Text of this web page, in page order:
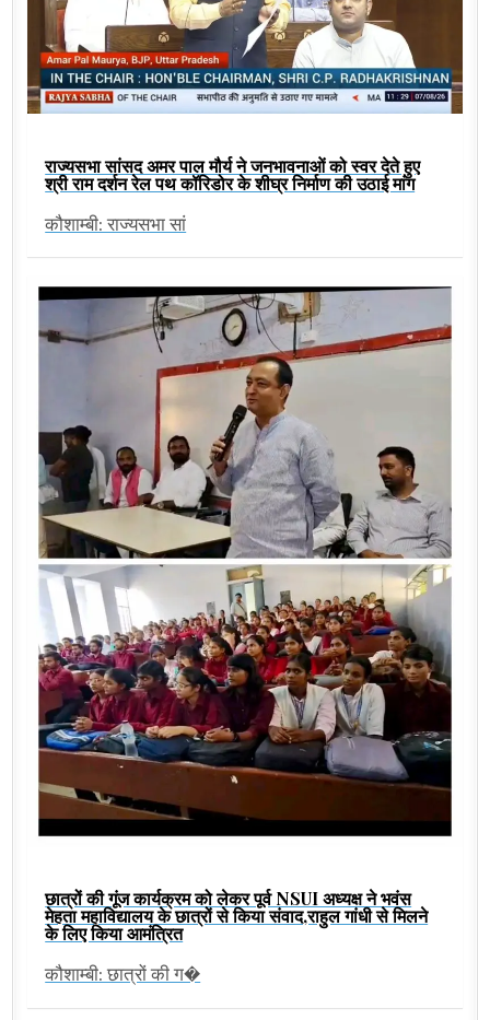
राज्यसभा सांसद अमर पाल मौर्य ने जनभावनाओं को स्वर देते हुए
श्री राम दर्शन रेल पथ कॉरिडोर के शीघ्र निर्माण की उठाई मांग
कौशाम्बी: राज्यसभा सां
छात्रों की गूंज कार्यक्रम को लेकर पूर्व NSUI अध्यक्ष ने भवंस
मेहता महाविद्यालय के छात्रों से किया संवाद,राहुल गांधी से मिलने
के लिए किया आमंत्रित
कौशाम्बी: छात्रों की ग�